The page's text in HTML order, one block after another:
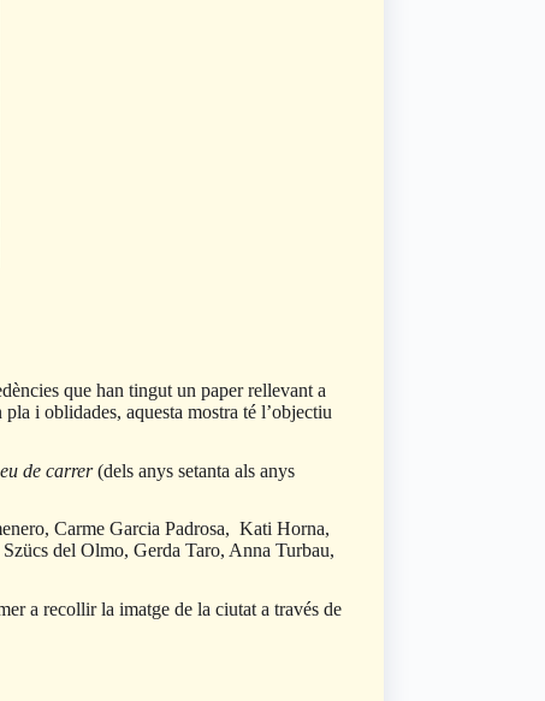
que han tingut un paper rellevant a
i oblidades, aquesta mostra té l’objectiu
de carrer(dels anys setanta als anys
Carme Garcia Padrosa, Kati Horna,
del Olmo, Gerda Taro, Anna Turbau,
a recollir la imatge de la ciutat a través de